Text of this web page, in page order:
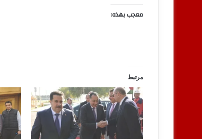
معجب بهذه:
مرتبط